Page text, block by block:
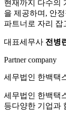
현재까지 다수의
을 제공하며, 안
파트너로 자리 잡
대표세무사 전병
Partner company
세무법인 한백택
세무법인 한백택
등다양한 기업과